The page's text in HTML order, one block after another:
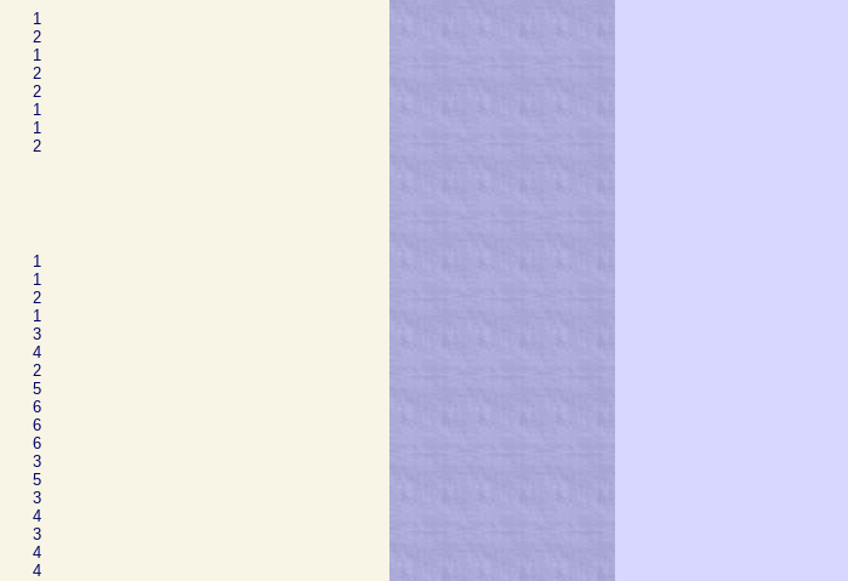
1
2
1
2
2
1
1
2
1
1
2
1
3
4
2
5
6
6
6
3
5
3
4
3
4
4